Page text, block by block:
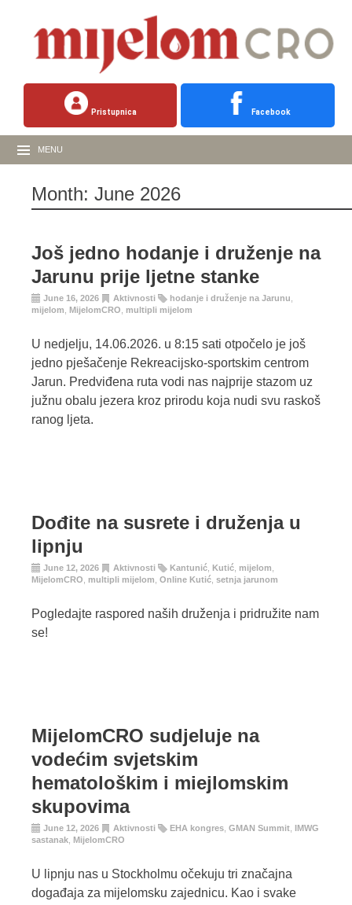
Pristupnica Facebook
MENU
Month: June 2026
Još jedno hodanje i druženje na
Jarunu prije ljetne stanke
June 16, 2026 Aktivnosti hodanje i druženje na Jarunu
mijelom
MijelomCRO multipli mijelom
U nedjelju, 14.06.2026. u 8:15 sati otpočelo je još
jedno pješačenje Rekreacijsko-sportskim centrom
Jarun. Predviđena ruta vodi nas najprije stazom uz
južnu obalu jezera kroz prirodu koja nudi svu raskoš
ranog ljeta.
Dođite na susrete i druženja u
lipnju
June 12, 2026 Aktivnosti Kantunić Kutić mijelom
MijelomCRO
multipli mijelom Online Kutić setnja jarunom
Pogledajte raspored naših druženja i pridružite nam
se!
MijelomCRO sudjeluje na
vodećim svjetskim
hematološkim i miejlomskim
skupovima
June 12, 2026 Aktivnosti EHA kongres GMAN Summit IMWG
sastanak MijelomCRO
U lipnju nas u Stockholmu očekuju tri značajna
događaja za mijelomsku zajednicu. Kao i svake